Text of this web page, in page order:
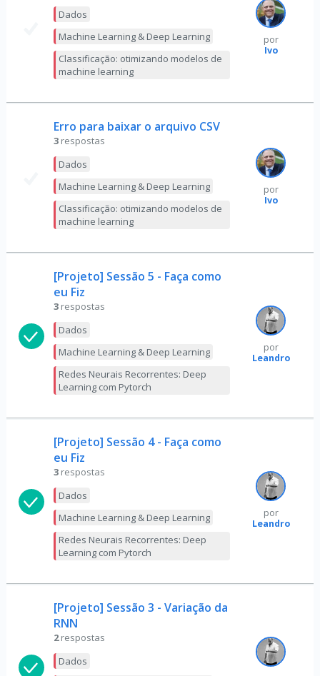
Dados
Machine Learning & Deep Learning
Classificação: otimizando modelos de
machine learning
por
Ivo
Erro para baixar o arquivo CSV
3 respostas
Dados
Machine Learning & Deep Learning
Classificação: otimizando modelos de
machine learning
por
Ivo
[Projeto] Sessão 5 - Faça como
eu Fiz
3 respostas
Dados
Machine Learning & Deep Learning
Redes Neurais Recorrentes: Deep
Learning com Pytorch
por
Leandro
[Projeto] Sessão 4 - Faça como
eu Fiz
3 respostas
Dados
Machine Learning & Deep Learning
Redes Neurais Recorrentes: Deep
Learning com Pytorch
por
Leandro
[Projeto] Sessão 3 - Variação da
RNN
2 respostas
Dados